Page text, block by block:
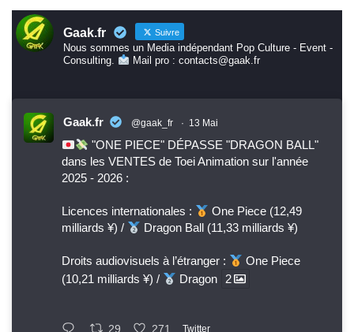
Gaak.fr Suivre
Nous sommes un Media indépendant Pop Culture - Event -
Consulting.
Mail pro : contacts@gaak.fr
Gaak.fr @gaak_fr · 13 Mai
"ONE PIECE" DÉPASSE "DRAGON BALL"
dans les VENTES de Toei Animation sur l'année
2025 - 2026 :
Licences internationales :
One Piece (12,49
milliards ¥) /
Dragon Ball (11,33 milliards ¥)
Droits audiovisuels à l’étranger :
One Piece
(10,21 milliards ¥) /
Dragon 2
29 271 Twitter